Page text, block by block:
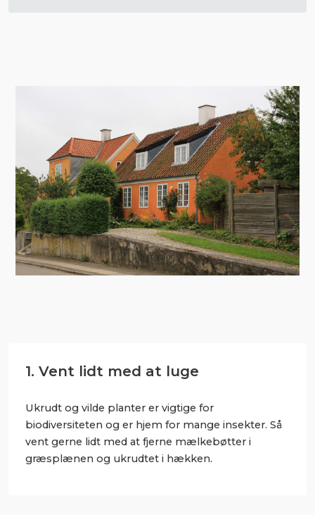
1. Vent lidt med at luge
Ukrudt og vilde planter er vigtige for
biodiversiteten og er hjem for mange insekter. Så
vent gerne lidt med at fjerne mælkebøtter i
græsplænen og ukrudtet i hækken.